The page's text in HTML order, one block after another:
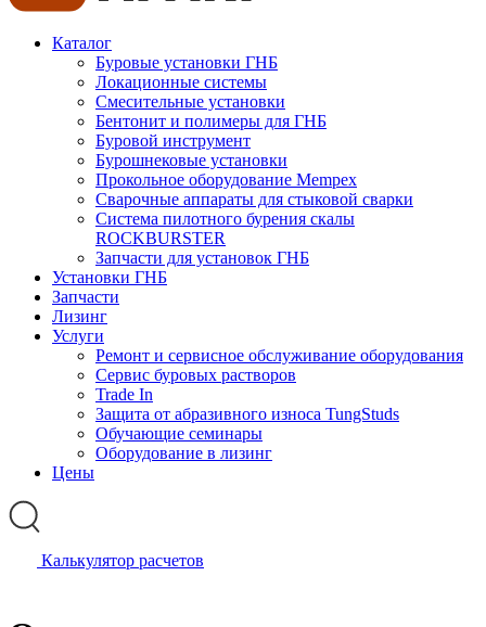
Каталог
Буровые установки ГНБ
Локационные системы
Смесительные установки
Бентонит и полимеры для ГНБ
Буровой инструмент
Бурошнековые установки
Прокольное оборудование Mempex
Сварочные аппараты для стыковой сварки
Система пилотного бурения скалы
ROCKBURSTER
Запчасти для установок ГНБ
Установки ГНБ
Запчасти
Лизинг
Услуги
Ремонт и сервисное обслуживание оборудования
Сервис буровых растворов
Trade In
Защита от абразивного износа TungStuds
Обучающие семинары
Оборудование в лизинг
Цены
Калькулятор расчетов